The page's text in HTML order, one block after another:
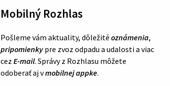
Mobilný Rozhlas
Pošleme vám aktuality, dôležité oznámenia,
pripomienky pre zvoz odpadu a udalosti a viac
cez E-mail. Správy z Rozhlasu môžete
odoberať aj vmobilnej appke.